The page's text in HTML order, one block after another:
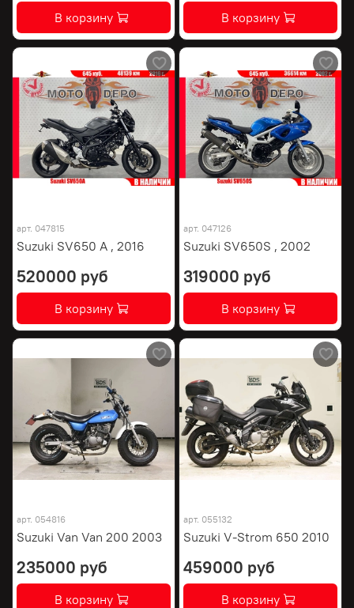
В корзину В корзину
арт. 047815
Suzuki SV650 A , 2016
520000 руб
В корзину
арт. 047126
Suzuki SV650S , 2002
319000 руб
В корзину
арт. 054816
Suzuki Van Van 200 2003
235000 руб
В корзину
арт. 055132
Suzuki V-Strom 650 2010
459000 руб
В корзину